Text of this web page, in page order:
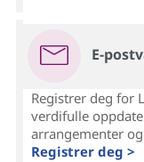
E-
Registrer deg for
verdifulle
arrangementer
Registrer deg >